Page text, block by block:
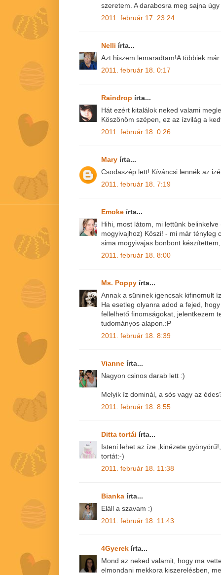
szeretem. A darabosra meg sajna
2011. február 17. 23:24
Nelli írta...
Azt hiszem lemaradtam!A többiek
2011. február 18. 0:17
Raindrop írta...
Hát ezért kitalálok neked valami
Köszönöm szépen, ez az ízvilág a
2011. február 18. 0:26
Mary írta...
Csodaszép lett! Kíváncsi lennék az
2011. február 18. 7:19
Emoke írta...
Hihi, most látom, mi lettünk
mogyivajhoz) Köszi! - mi már tényleg
sima mogyivajas bonbont
2011. február 18. 8:00
Ms. Poppy írta...
Annak a süninek igencsak kifinomult
Ha esetleg olyanra adod a fejed,
fellelhető finomságokat, jelentkezem
tudományos alapon.:P
2011. február 18. 8:39
Vianne írta...
Nagyon csinos darab lett :)
Melyik íz dominál, a sós vagy az
2011. február 18. 8:55
Ditta tortái írta...
Isteni lehet az íze ,kinézete
tortát:-)
2011. február 18. 11:38
Bianka írta...
Eláll a szavam :)
2011. február 18. 11:43
4Gyerek írta...
Mond az neked valamit, hogy ma
elmondani mekkora kiszerelésben,